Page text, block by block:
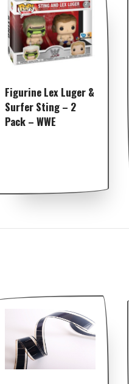
Figurine Lex Luger &
Surfer Sting – 2
Pack – WWE